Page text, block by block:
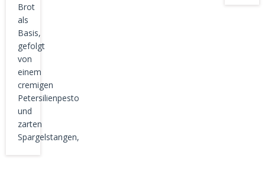
Brot
als
Basis,
gefolgt
von
einem
cremigen
Petersilienpesto
und
zarten
Spargelstangen,